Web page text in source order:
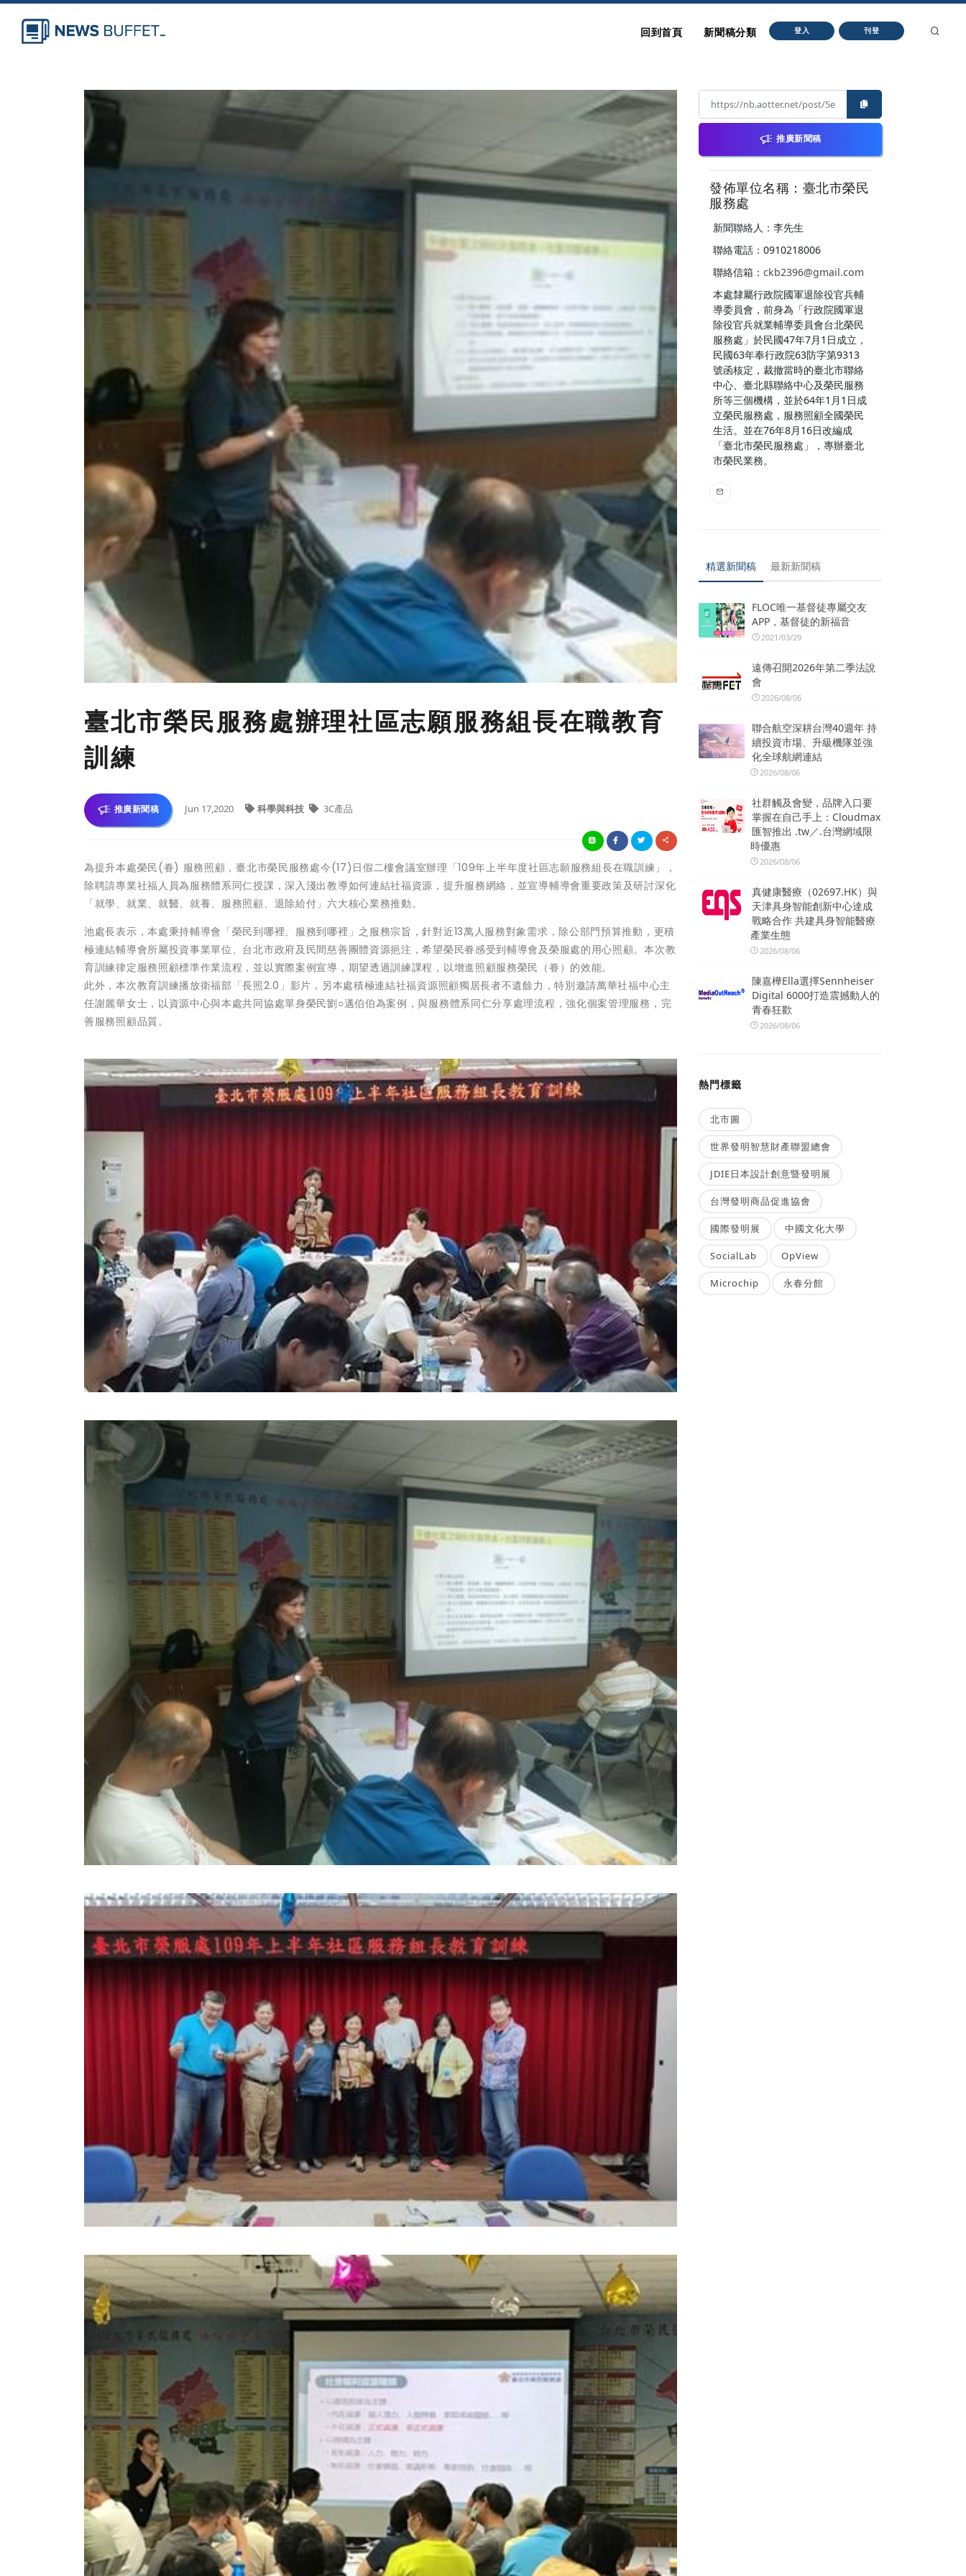
回到首頁 新聞稿分類 登入 刊登
臺北市榮民服務處辦理社區志願服務組長在職教育
訓練
推廣新聞稿 Jun 17,2020 科學與科技 3C產品
為提升本處榮民(眷) 服務照顧，臺北市榮民服務處今(17)日假二樓會議室辦理「109年上半年度社區志願服務組長在職訓練」，
除聘請專業社福人員為服務體系同仁授課，深入淺出教導如何連結社福資源，提升服務網絡，並宣導輔導會重要政策及研討深化
「就學、就業、就醫、就養、服務照顧、退除給付」六大核心業務推動。
池處長表示，本處秉持輔導會「榮民到哪裡、服務到哪裡」之服務宗旨，針對近13萬人服務對象需求，除公部門預算推動，更積
極連結輔導會所屬投資事業單位、台北市政府及民間慈善團體資源挹注，希望榮民眷感受到輔導會及榮服處的用心照顧。本次教
育訓練律定服務照顧標準作業流程，並以實際案例宣導，期望透過訓練課程，以增進照顧服務榮民（眷）的效能。
此外，本次教育訓練播放衛福部「長照2.0」影片，另本處積極連結社福資源照顧獨居長者不遺餘力，特別邀請萬華社福中心主
任謝麗華女士，以資源中心與本處共同協處單身榮民劉○邁伯伯為案例，與服務體系同仁分享處理流程，強化個案管理服務，完
善服務照顧品質。
推廣新聞稿
發佈單位名稱：臺北市榮民
服務處
新聞聯絡人：李先生
聯絡電話：0910218006
聯絡信箱： ckb2396@gmail.com
本處隸屬行政院國軍退除役官兵輔
導委員會，前身為「行政院國軍退
除役官兵就業輔導委員會台北榮民
服務處」於民國47年7月1日成立，
民國63年奉行政院63防字第9313
號函核定，裁撤當時的臺北市聯絡
中心、臺北縣聯絡中心及榮民服務
所等三個機構，並於64年1月1日成
立榮民服務處，服務照顧全國榮民
生活。並在76年8月16日改編成
「臺北市榮民服務處」，專辦臺北
市榮民業務。
精選新聞稿 最新新聞稿
FLOC唯一基督徒專屬交友
APP，基督徒的新福音
2021/03/29
遠傳召開2026年第二季法說
會
2026/08/06
聯合航空深耕台灣40週年 持
續投資市場、升級機隊並強
化全球航網連結
2026/08/06
社群觸及會變，品牌入口要
掌握在自己手上：Cloudmax
匯智推出 .tw／.台灣網域限
時優惠
2026/08/06
真健康醫療（02697.HK）與
天津具身智能創新中心達成
戰略合作 共建具身智能醫療
產業生態
2026/08/06
陳嘉樺Ella選擇Sennheiser
Digital 6000打造震撼動人的
青春狂歡
2026/08/06
熱門標籤
北市圖
世界發明智慧財產聯盟總會
JDIE日本設計創意暨發明展
台灣發明商品促進協會
國際發明展 中國文化大學
SocialLab OpView
Microchip 永春分館